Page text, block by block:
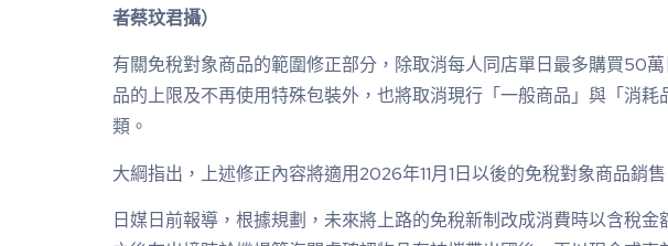
者蔡玟君攝）
有關免稅對象商品的範圍修正部分，除取消每人同店單日最多購買50
品的上限及不再使用特殊包裝外，也將取消現行「一般商品」與「消耗
類。
大綱指出，上述修正內容將適用2026年11月1日以後的免稅對象商品銷售
日媒日前報導，根據規劃，未來將上路的免稅新制改成消費時以含稅金